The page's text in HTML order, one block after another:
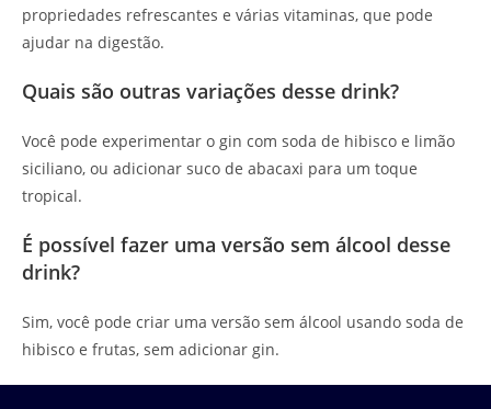
propriedades refrescantes e várias vitaminas, que pode
ajudar na digestão.
Quais são outras variações desse drink?
Você pode experimentar o gin com soda de hibisco e limão
siciliano, ou adicionar suco de abacaxi para um toque
tropical.
É possível fazer uma versão sem álcool desse
drink?
Sim, você pode criar uma versão sem álcool usando soda de
hibisco e frutas, sem adicionar gin.